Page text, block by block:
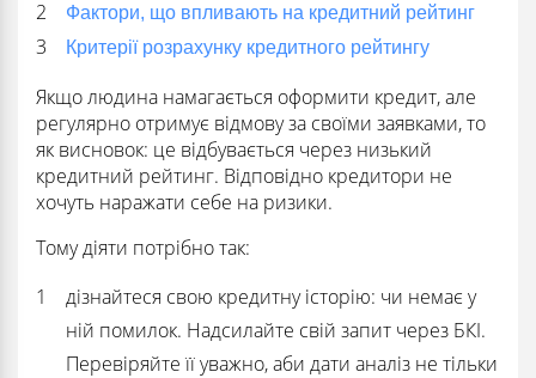
Фактори, що впливають на кредитний рейтинг
Критерії розрахунку кредитного рейтингу
Якщо людина намагається оформити кредит, але
регулярно отримує відмову за своїми заявками, то
як висновок: це відбувається через низький
кредитний рейтинг. Відповідно кредитори не
хочуть наражати себе на ризики.
Тому діяти потрібно так:
дізнайтеся свою кредитну історію: чи немає у
ній помилок. Надсилайте свій запит через БКІ.
Перевіряйте її уважно, аби дати аналіз не тільки